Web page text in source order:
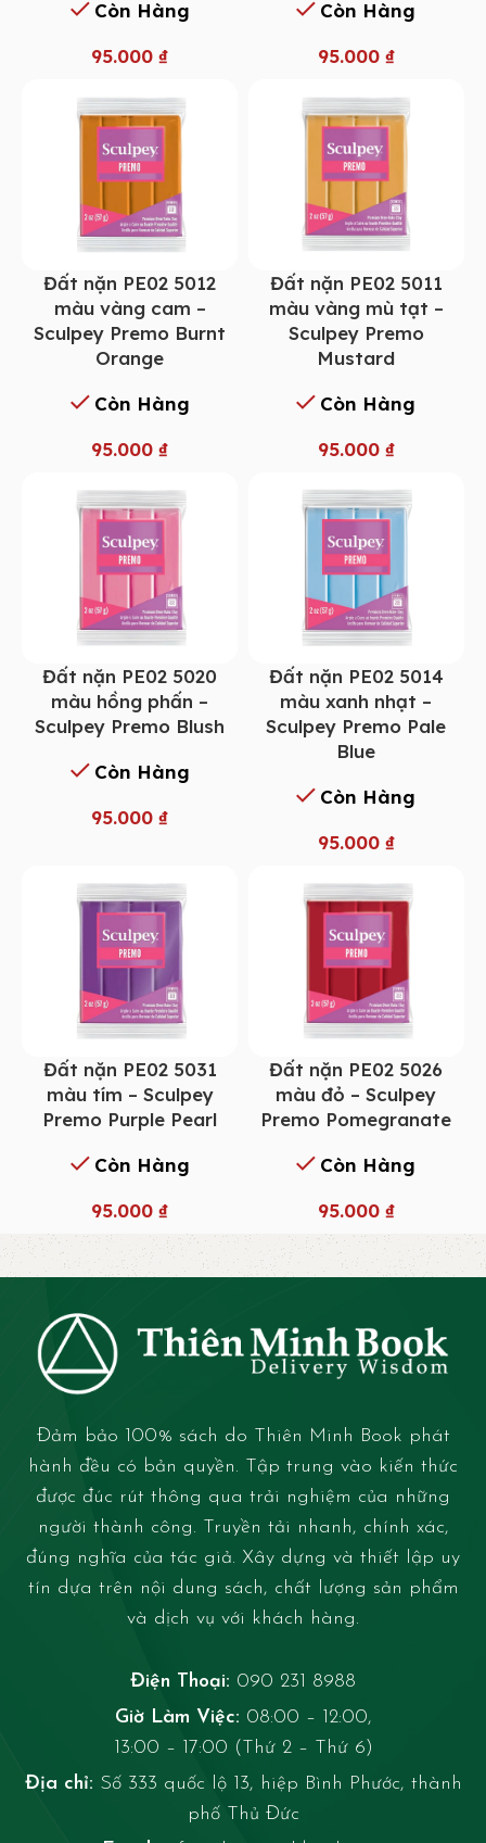
Còn Hàng
95.000 ₫
Còn Hàng
95.000 ₫
Đất nặn PE02 5012
màu vàng cam –
Sculpey Premo Burnt
Orange
Còn Hàng
95.000 ₫
Đất nặn PE02 5011
màu vàng mù tạt –
Sculpey Premo
Mustard
Còn Hàng
95.000 ₫
Đất nặn PE02 5020
màu hồng phấn –
Sculpey Premo Blush
Còn Hàng
95.000 ₫
Đất nặn PE02 5014
màu xanh nhạt –
Sculpey Premo Pale
Blue
Còn Hàng
95.000 ₫
Đất nặn PE02 5031
màu tím – Sculpey
Premo Purple Pearl
Còn Hàng
95.000 ₫
Đất nặn PE02 5026
màu đỏ – Sculpey
Premo Pomegranate
Còn Hàng
95.000 ₫
Đảm bảo 100% sách do Thiên Minh Book phát
hành đều có bản quyền. Tập trung vào kiến thức
được đúc rút thông qua trải nghiệm của những
người thành công. Truyền tải nhanh, chính xác,
đúng nghĩa của tác giả. Xây dựng và thiết lập uy
tín dựa trên nội dung sách, chất lượng sản phẩm
và dịch vụ với khách hàng.
Điện Thoại: 090 231 8988
Giờ Làm Việc: 08:00 – 12:00,
13:00 – 17:00 (Thứ 2 – Thứ 6)
Địa chỉ: Số 333 quốc lộ 13, hiệp Bình Phước, thành
phố Thủ Đức